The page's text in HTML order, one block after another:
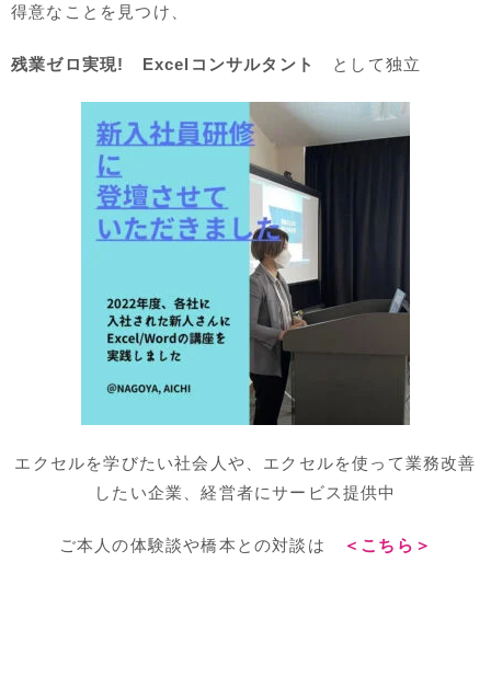
得意なことを見つけ、
残業ゼロ実現! Excelコンサルタント として独立
エクセルを学びたい社会人や、エクセルを使って業務改善
したい企業、経営者にサービス提供中
ご本人の体験談や橋本との対談は ＜こちら＞